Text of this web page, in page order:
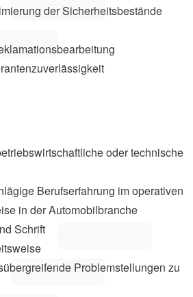
der Sicherheitsbestände
oder technische
Berufserfahrung im operativen
in der Automobilbranche
Schrift
Problemstellungen zu